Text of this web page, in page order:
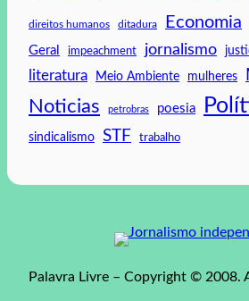
direitos humanos ditadura Economia
Geral impeachment jornalismo
literatura Meio Ambiente mulheres
Noticias petrobras poesia
sindicalismo STF trabalho
Palavra Livre – Copyright © 2008.